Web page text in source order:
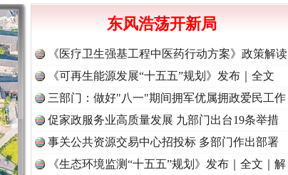
东风浩荡开新局
《医疗卫生强基工程中医药行动方案》政策解读
《可再生能源发展“十五五”规划》发布｜全文
三部门：做好"八一"期间拥军优属拥政爱民工作
促家政服务业高质量发展 九部门出台19条举措
事关公共资源交易中心招投标 多部门作出部署
《生态环境监测“十五五”规划》发布｜全文｜解